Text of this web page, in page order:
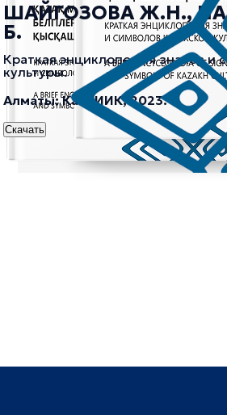
ШАЙГОЗОВА Ж.Н.,
Б.
Краткая энциклопедия знаков и
культуры.
Алматы: КазНИИК, 2023.
Скачать